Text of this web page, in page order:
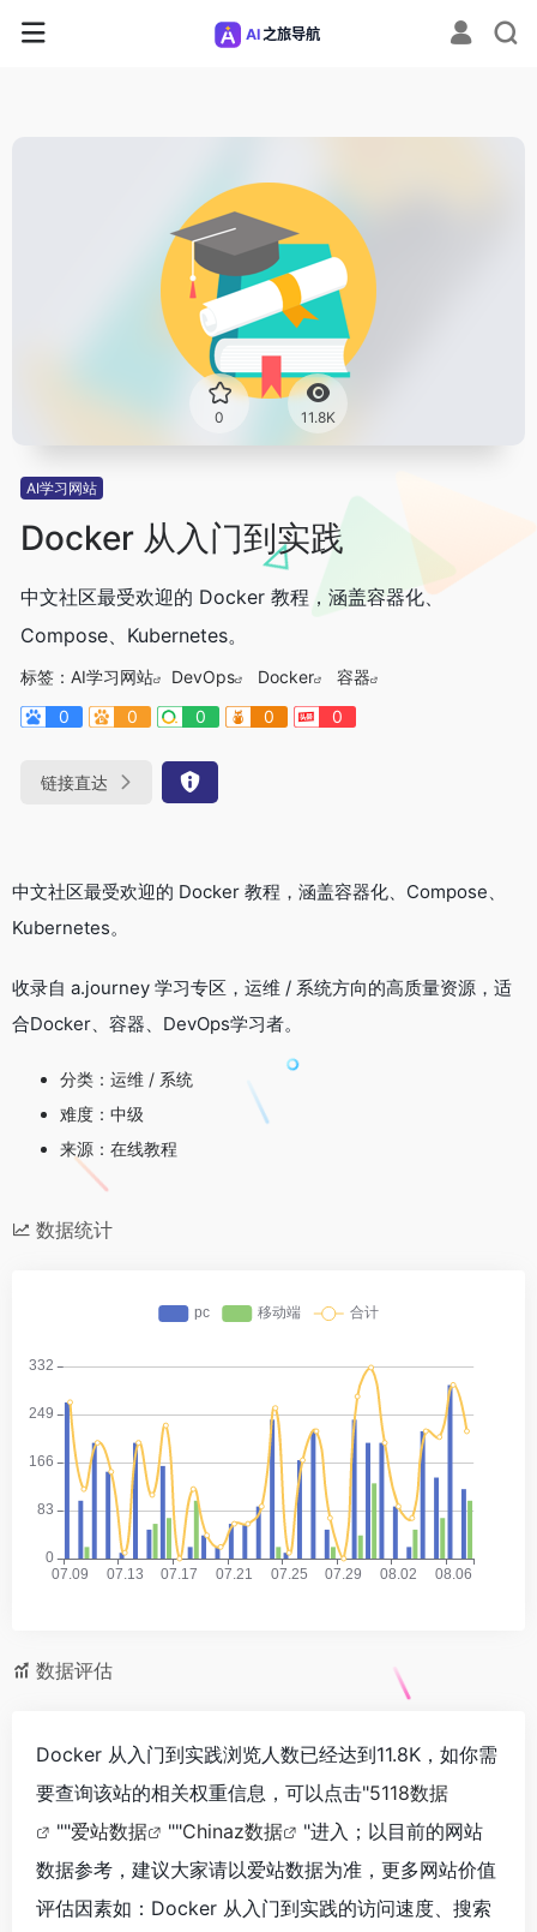
0 11.8K
AI学习网站
Docker 从入门到实践
中文社区最受欢迎的 Docker 教程，涵盖容器化、
Compose、Kubernetes。
标签： AI学习网站 DevOps Docker
容器
0
0 0 0 0
链接直达
中文社区最受欢迎的 Docker 教程，涵盖容器化、Compose、
Kubernetes。
收录自 a.journey 学习专区，运维 / 系统方向的高质量资源，适
合Docker、容器、DevOps学习者。
分类：运维 / 系统
难度：中级
来源：在线教程
数据统计
数据评估
Docker 从入门到实践浏览人数已经达到11.8K，如你需
要查询该站的相关权重信息，可以点击"5118数据
""爱站数据 ""Chinaz数据
"进入；以目前的网站
数据参考，建议大家请以爱站数据为准，更多网站价值
评估因素如：Docker 从入门到实践的访问速度、搜索